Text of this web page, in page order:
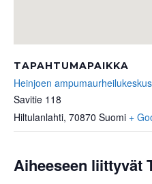
TAPAHTUMAPAIKKA
Heinjoen ampumaurheilukeskus
Savitie 118
Hiltulanlahti, 70870 Suomi +
Aiheeseen liittyvät